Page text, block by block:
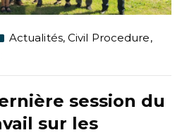
Actualités,Civil Procedure,
session du
sur les